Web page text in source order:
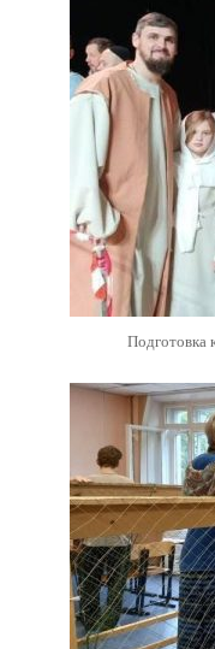
Подготовка